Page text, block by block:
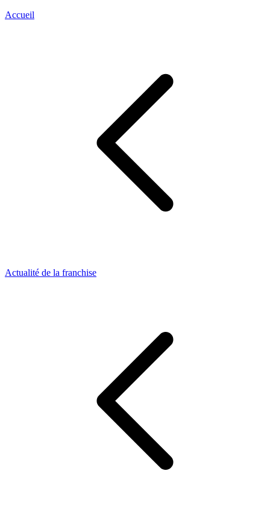
Accueil
Actualité de la franchise